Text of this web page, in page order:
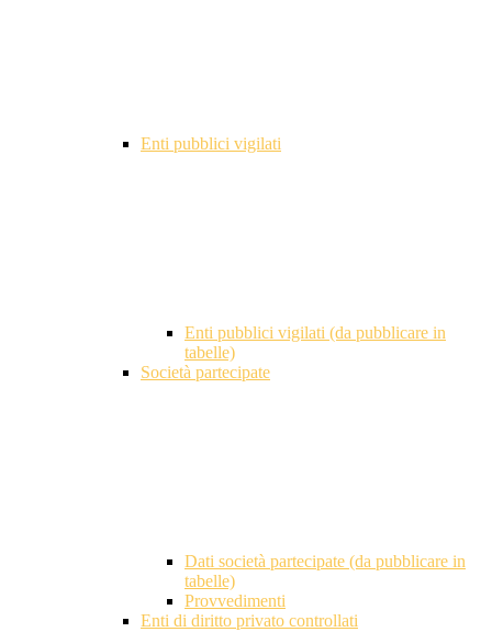
Enti pubblici vigilati
Enti pubblici vigilati (da pubblicare in
tabelle)
Società partecipate
Dati società partecipate (da pubblicare in
tabelle)
Provvedimenti
Enti di diritto privato controllati